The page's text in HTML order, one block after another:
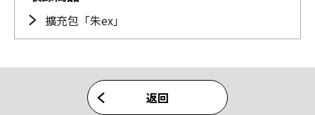
擴充包「朱ex」
返回